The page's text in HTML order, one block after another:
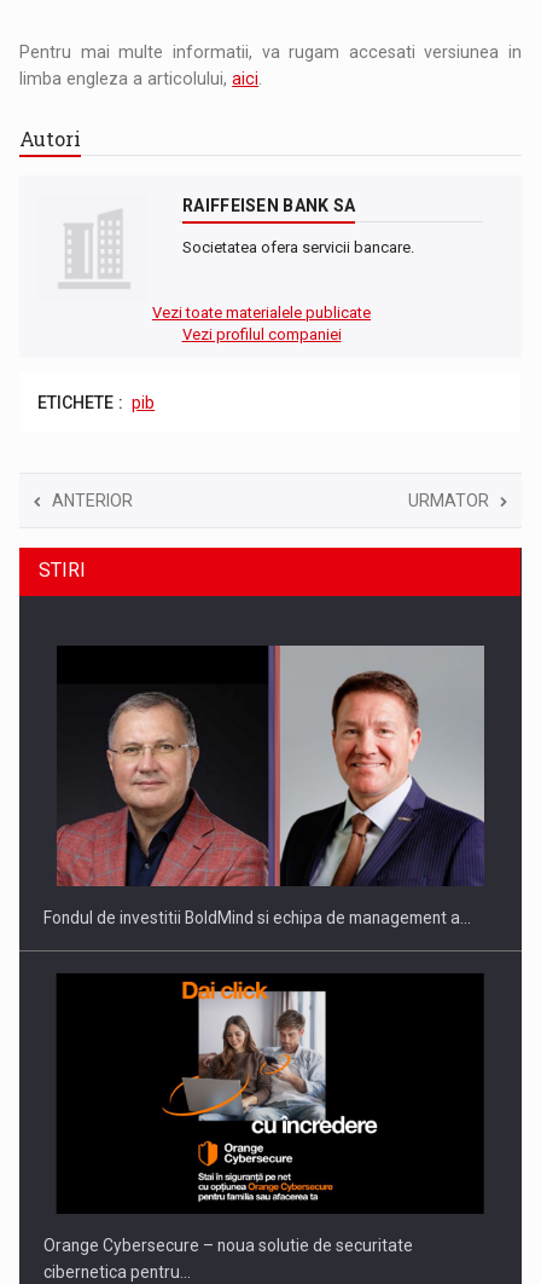
Pentru mai multe informatii, va rugam accesati versiunea in
limba engleza a articolului,aici
Autori
RAIFFEISEN BANK SA
Societatea ofera servicii bancare.
Vezi toate materialele publicate
Vezi profilul companiei
ETICHETE : pib
ANTERIOR URMATOR
STIRI
Fondul de investitii BoldMind si echipa de management a…
Orange Cybersecure – noua solutie de securitate
cibernetica pentru…